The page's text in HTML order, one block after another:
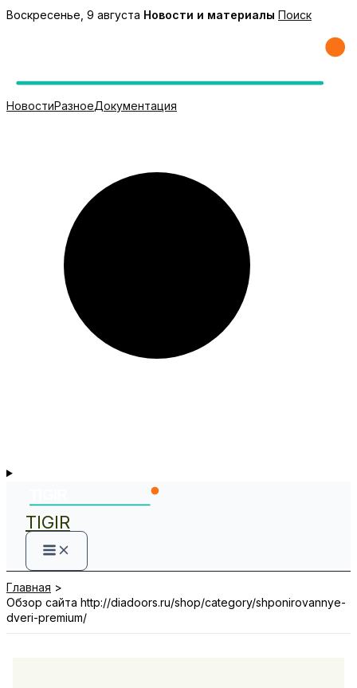
Перейти
Воскресенье, 9 августа Новости и материалы Поиск
НовостиРазноеДокументация
TIGIR
Главная
Обзор сайта http://diadoors.ru/shop/category/shponirovannye-
dveri-premium/